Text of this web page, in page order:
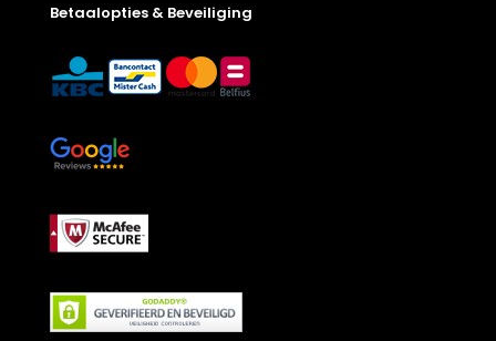
Betaalopties & Beveiliging